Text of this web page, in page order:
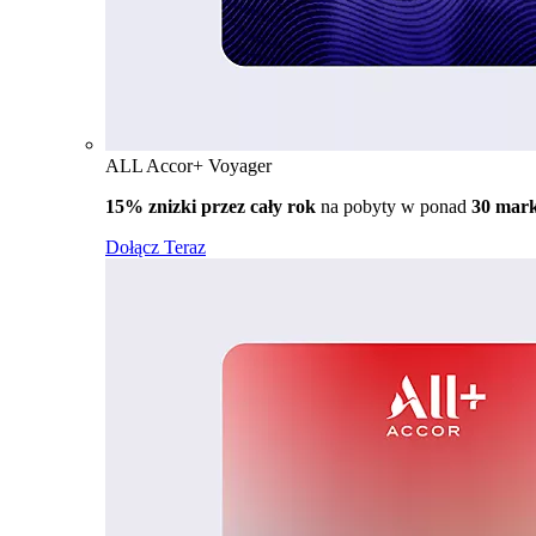
ALL Accor+ Voyager
15% znizki przez cały rok na pobyty w ponad 30
Dołącz Teraz